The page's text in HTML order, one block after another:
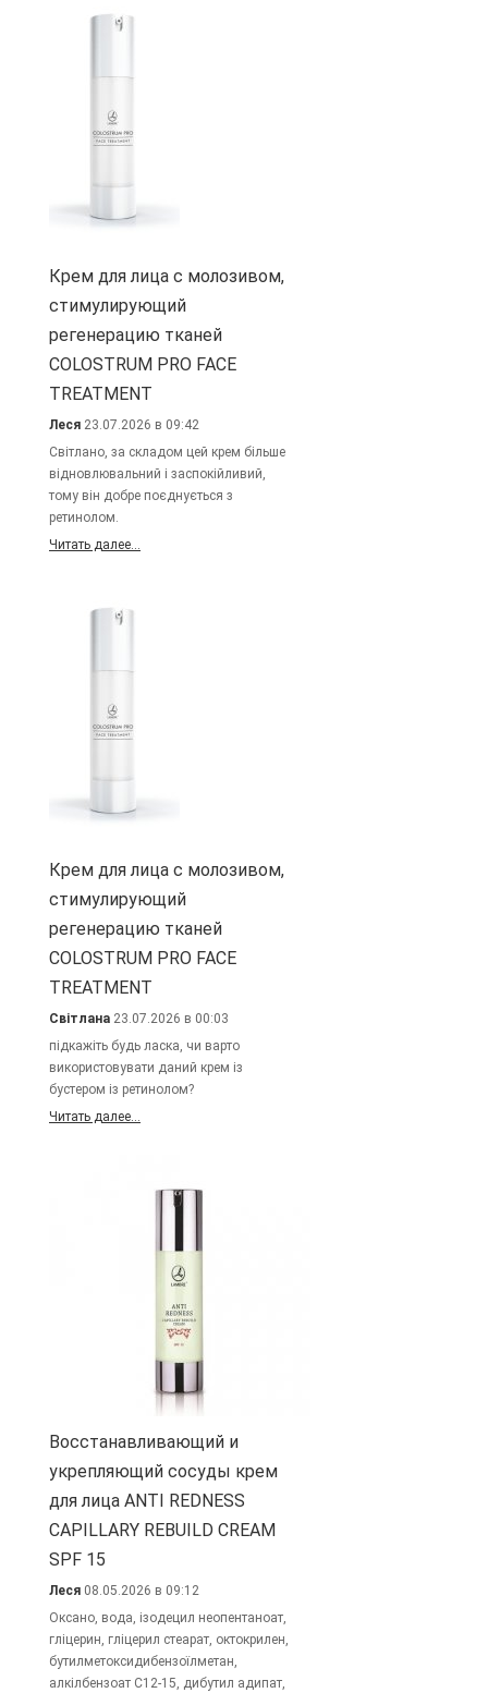
Крем для лица с молозивом,
стимулирующий
регенерацию тканей
COLOSTRUM PRO FACE
TREATMENT
Леся 23.07.2026 в 09:42
Світлано, за складом цей крем більше
відновлювальний і заспокійливий,
тому він добре поєднується з
ретинолом.
Читать далее...
Крем для лица с молозивом,
стимулирующий
регенерацию тканей
COLOSTRUM PRO FACE
TREATMENT
Світлана 23.07.2026 в 00:03
підкажіть будь ласка, чи варто
використовувати даний крем із
бустером із ретинолом?
Читать далее...
Восстанавливающий и
укрепляющий сосуды крем
для лица ANTI REDNESS
CAPILLARY REBUILD CREAM
SPF 15
Леся 08.05.2026 в 09:12
Оксано, вода, ізодецил неопентаноат,
гліцерин, гліцерил стеарат, октокрилен,
бутилметоксидибензоїлметан,
алкілбензоат C12-15, дибутил адипат,